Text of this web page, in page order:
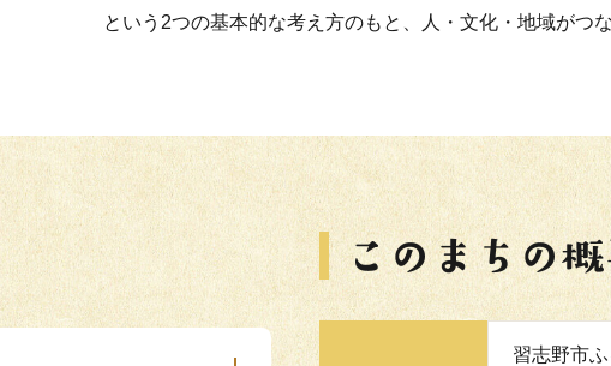
という2つの基本的な考え方のもと、人・文化・地域がつ
習志野市